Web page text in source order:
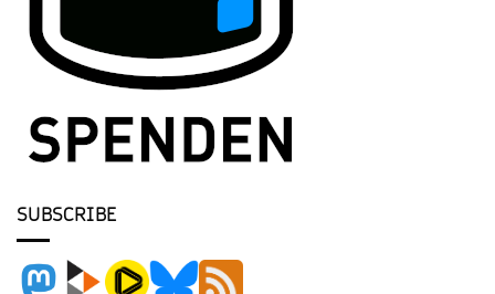
SUBSCRIBE